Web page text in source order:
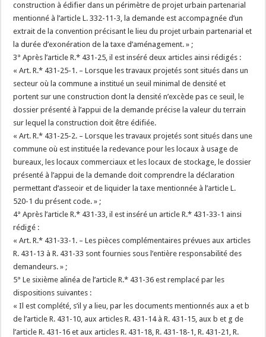
construction à édifier dans un périmètre de projet urbain partenarial
mentionné à l’article L. 332-11-3, la demande est accompagnée d’un
extrait de la convention précisant le lieu du projet urbain partenarial et
la durée d’exonération de la taxe d’aménagement. » ;
3° Après l’article R.* 431-25, il est inséré deux articles ainsi rédigés :
« Art. R.* 431-25-1. – Lorsque les travaux projetés sont situés dans un
secteur où la commune a institué un seuil minimal de densité et
portent sur une construction dont la densité n’excède pas ce seuil, le
dossier présenté à l’appui de la demande précise la valeur du terrain
sur lequel la construction doit être édifiée.
« Art. R.* 431-25-2. – Lorsque les travaux projetés sont situés dans une
commune où est instituée la redevance pour les locaux à usage de
bureaux, les locaux commerciaux et les locaux de stockage, le dossier
présenté à l’appui de la demande doit comprendre la déclaration
permettant d’asseoir et de liquider la taxe mentionnée à l’article L.
520-1 du présent code. » ;
4° Après l’article R.* 431-33, il est inséré un article R.* 431-33-1 ainsi
rédigé :
« Art. R.* 431-33-1. – Les pièces complémentaires prévues aux articles
R. 431-13 à R. 431-33 sont fournies sous l’entière responsabilité des
demandeurs. » ;
5° Le sixième alinéa de l’article R.* 431-36 est remplacé par les
dispositions suivantes :
« Il est complété, s’il y a lieu, par les documents mentionnés aux a et b
de l’article R. 431-10, aux articles R. 431-14 à R. 431-15, aux b et g de
l’article R. 431-16 et aux articles R. 431-18, R. 431-18-1, R. 431-21, R.